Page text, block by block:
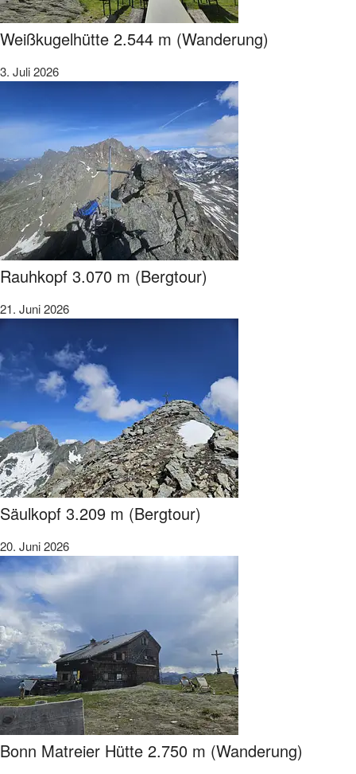
Weißkugelhütte 2.544 m (Wanderung)
3. Juli 2026
Rauhkopf 3.070 m (Bergtour)
21. Juni 2026
Säulkopf 3.209 m (Bergtour)
20. Juni 2026
Bonn Matreier Hütte 2.750 m (Wanderung)